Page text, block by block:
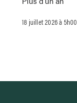
18 juillet 2026 à 5h00